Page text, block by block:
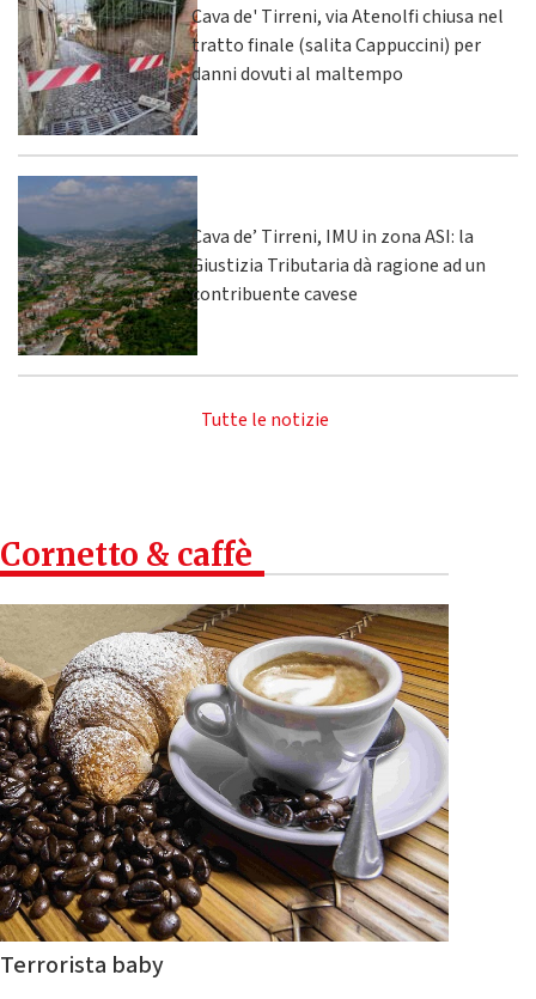
Cava de' Tirreni, via Atenolfi chiusa nel
tratto finale (salita Cappuccini) per
danni dovuti al maltempo
Cava de’ Tirreni, IMU in zona ASI: la
Giustizia Tributaria dà ragione ad un
contribuente cavese
Tutte le notizie
Cornetto & caffè
Terrorista baby